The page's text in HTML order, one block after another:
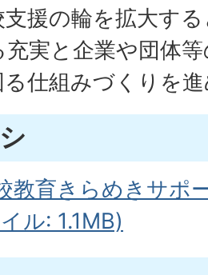
援の輪を拡大す
実と企業や団体
仕組みづくりを
教育きらめきサポ
ル: 1.1MB)